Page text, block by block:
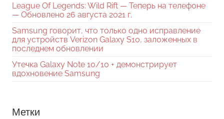
League Of Legends: Wild Rift — Теперь на телефоне
— Обновлено 26 августа 2021 г.
Samsung говорит, что только одно исправление
для устройств Verizon Galaxy S10, заложенных в
последнем обновлении
Утечка Galaxy Note 10/10 + демонстрирует
вдохновение Samsung
Метки